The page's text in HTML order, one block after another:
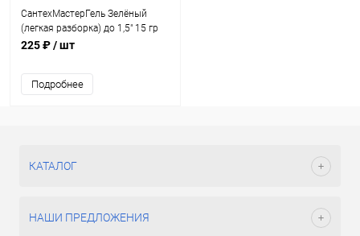
СантехМастерГель Зелёный
(легкая разборка) до 1,5" 15 гр
225 ₽/ шт
Подробнее
КАТАЛОГ
НАШИ ПРЕДЛОЖЕНИЯ